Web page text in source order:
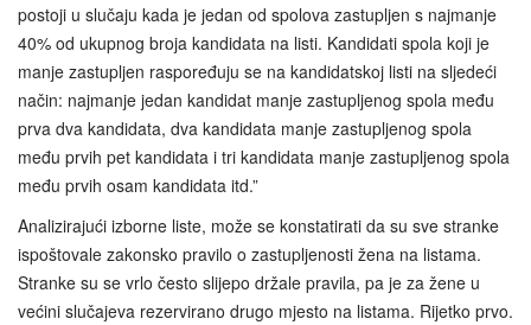
postoji u slučaju kada je jedan od spolova zastupljen s najmanje
40% od ukupnog broja kandidata na listi. Kandidati spola koji je
manje zastupljen raspoređuju se na kandidatskoj listi na sljedeći
način: najmanje jedan kandidat manje zastupljenog spola među
prva dva kandidata, dva kandidata manje zastupljenog spola
među prvih pet kandidata i tri kandidata manje zastupljenog spola
među prvih osam kandidata itd.”
Analizirajući izborne liste, može se konstatirati da su sve stranke
ispoštovale zakonsko pravilo o zastupljenosti žena na listama.
Stranke su se vrlo često slijepo držale pravila, pa je za žene u
većini slučajeva rezervirano drugo mjesto na listama. Rijetko prvo.